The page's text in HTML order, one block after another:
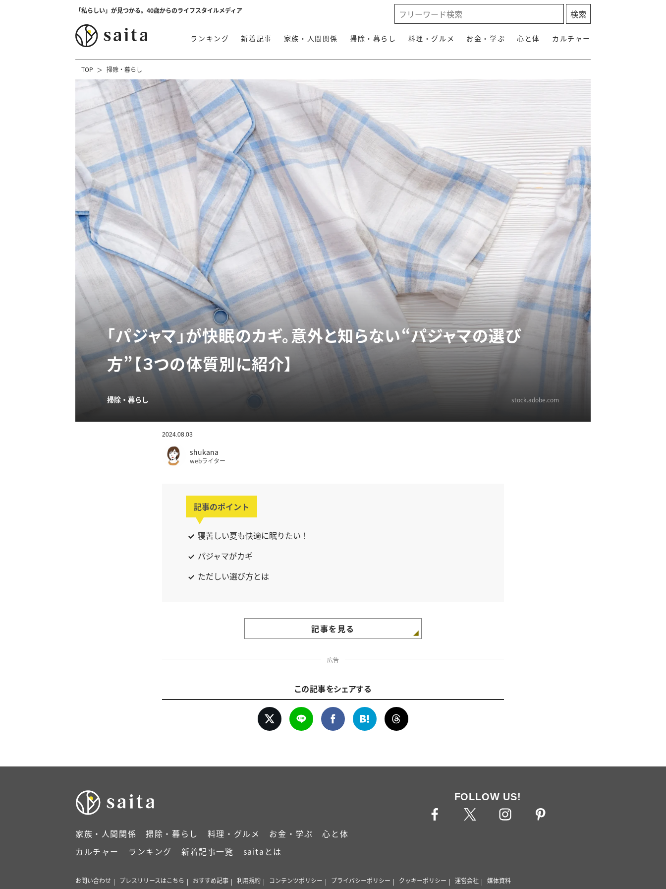
「私らしい」が見つかる。40歳からのライフスタイルメディア
ランキング 新着記事 家族・人間関係 掃除・暮らし 料理・グルメ お金・学ぶ 心と体 カルチャー
TOP 掃除・暮らし
「パジャマ」が快眠のカギ。意外と知らない“パジャマの選び
方”【３つの体質別に紹介】
掃除・暮らし stock.adobe.com
2024.08.03
shukana
webライター
記事のポイント
寝苦しい夏も快適に眠りたい！
パジャマがカギ
ただしい選び方とは
記事を見る
広告
この記事をシェアする
家族・人間関係 掃除・暮らし 料理・グルメ お金・学ぶ
心と体
カルチャー
ランキング 新着記事一覧 saitaとは
FOLLOW US!
お問い合わせ プレスリリースはこちら おすすめ記事 利用規約 コンテンツポリシー プライバシーポリシー クッキーポリシー 運営会社 媒体資料